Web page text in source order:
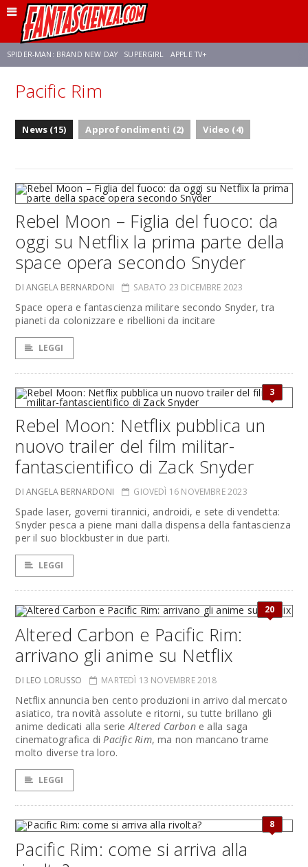
SPIDER-MAN: BRAND NEW DAY SUPERGIRL APPLE TV+
FRANCO RICCIARDIELLO
Pacific Rim
News (15) Approfondimenti (2) Video (4)
Rebel Moon – Figlia del fuoco: da
oggi su Netflix la prima parte della
space opera secondo Snyder
DI ANGELA BERNARDONI SABATO 23 DICEMBRE 2023
Space opera e fantascienza militare secondo Snyder, tra
pianeti da colonizzare e ribellioni da incitare
LEGGI
3
Rebel Moon: Netflix pubblica un
nuovo trailer del film militar-
fantascientifico di Zack Snyder
DI ANGELA BERNARDONI GIOVEDÌ 16 NOVEMBRE 2023
Spade laser, governi tirannici, androidi, e sete di vendetta:
Snyder pesca a piene mani dalla dispensa della fantascienza
per il suo blockbuster in due parti.
LEGGI
20
Altered Carbon e Pacific Rim:
arrivano gli anime su Netflix
DI LEO LORUSSO MARTEDÌ 13 NOVEMBRE 2018
Netflix annuncia ben cento produzioni in arrivo dal mercato
asiatico, tra novità assolute e ritorni, su tutte brillano gli
anime dedicati alla serieAltered Carbone alla saga
cinematografica diPacific Rim, ma non mancano trame
molto diverse tra loro.
LEGGI
8
Pacific Rim: come si arriva alla